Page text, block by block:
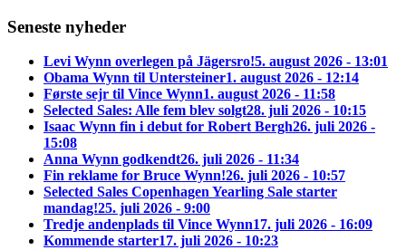
Seneste nyheder
Levi Wynn overlegen på Jägersro!5. august 2026 - 13:01
Obama Wynn til Untersteiner1. august 2026 - 12:14
Første sejr til Vince Wynn1. august 2026 - 11:58
Selected Sales: Alle fem blev solgt28. juli 2026 - 10:15
Isaac Wynn fin i debut for Robert Bergh26. juli 2026 -
15:08
Anna Wynn godkendt26. juli 2026 - 11:34
Fin reklame for Bruce Wynn!26. juli 2026 - 10:57
Selected Sales Copenhagen Yearling Sale starter
mandag!25. juli 2026 - 9:00
Tredje andenplads til Vince Wynn17. juli 2026 - 16:09
Kommende starter17. juli 2026 - 10:23